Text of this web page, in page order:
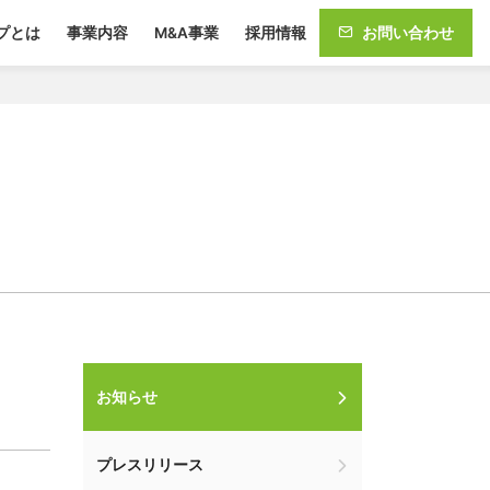
とは 事業内容 M&A事業 採用情報 お問い合わせ
お知らせ
プレスリリース